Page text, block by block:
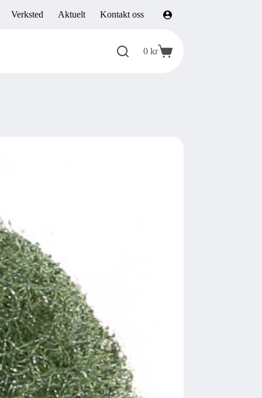
Verksted Aktuelt Kontakt oss
Handlekurv
0 kr